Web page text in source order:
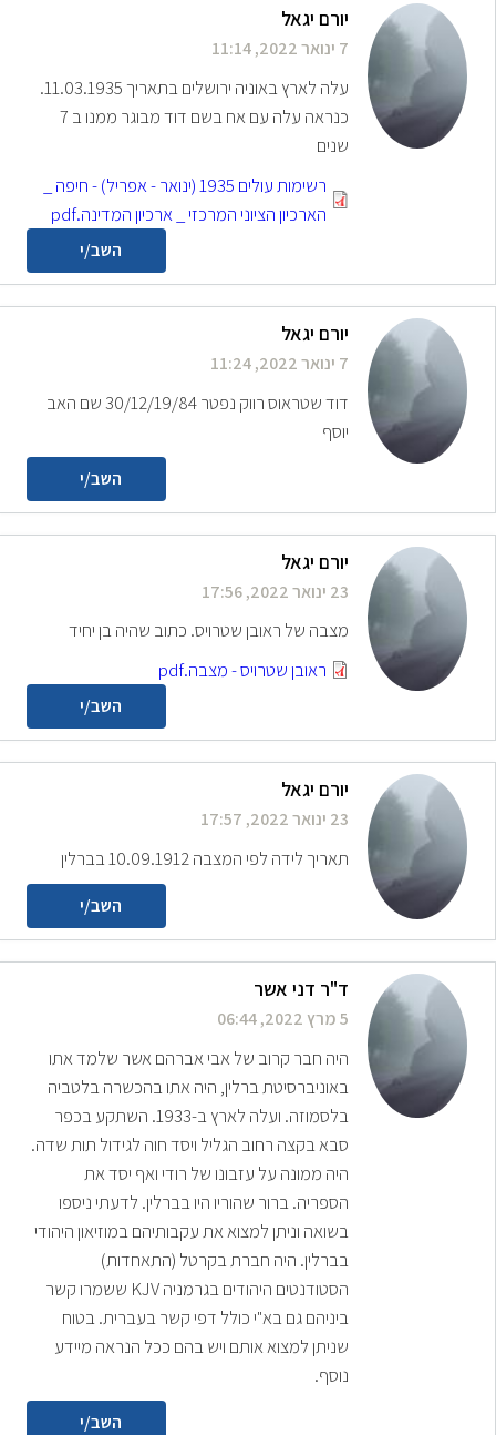
יורם יגאל
7 ינואר 2022, 11:14
עלה לארץ באוניה ירושלים בתאריך 11.03.1935.
כנראה עלה עם אח בשם דוד מבוגר ממנו ב 7
שנים
רשימות עולים 1935 (ינואר - אפריל) - חיפה _
הארכיון הציוני המרכזי _ ארכיון המדינה.pdf
השב/י
יורם יגאל
7 ינואר 2022, 11:24
דוד שטראוס רווק נפטר 30/12/19/84 שם האב
יוסף
השב/י
יורם יגאל
23 ינואר 2022, 17:56
מצבה של ראובן שטרויס. כתוב שהיה בן יחיד
ראובן שטרויס - מצבה.pdf
השב/י
יורם יגאל
23 ינואר 2022, 17:57
תאריך לידה לפי המצבה 10.09.1912 בברלין
השב/י
ד"ר דני אשר
5 מרץ 2022, 06:44
היה חבר קרוב של אבי אברהם אשר שלמד אתו
באוניברסיטת ברלין, היה אתו בהכשרה בלטביה
בלסמוזה. ועלה לארץ ב-1933. השתקע בכפר
סבא בקצה רחוב הגליל ויסד חוה לגידול תות שדה.
היה ממונה על עזבונו של רודי ואף יסד את
הספריה. ברור שהוריו היו בברלין. לדעתי ניספו
בשואה וניתן למצוא את עקבותיהם במוזיאון היהודי
בברלין. היה חברת בקרטל (התאחדות)
הסטודנטים היהודים בגרמניה KJV ששמרו קשר
ביניהם גם בא"י כולל דפי קשר בעברית. בטוח
שניתן למצוא אותם ויש בהם ככל הנראה מיידע
נוסף.
השב/י